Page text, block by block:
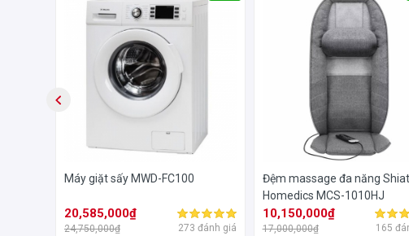
Bếp gas âm hồng ngoại Eurosun EU-GN08
mặt bếp được làm
chịu nhiệt tốt, dễ dàng vệ sinh lau chùi. Kiềng bếp gas âm
bền bỉ.
Bếp gas âm hồng ngoại Eurosun EU-GN08là một trong
đại, an toàn đi kèm với nhiều tính năng ưu việt. Hãy nhanh tay
Máy giặt sấy MWD-FC100
20,585,000₫
24,750,000₫ 273 đánh giá
Đệm massage đa năng
Homedics MCS-1010HJ
10,150,000₫
17,000,000₫ 165